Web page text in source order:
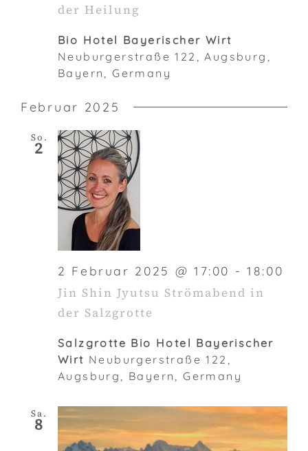
der Heilung
Bio Hotel Bayerischer Wirt
Neuburgerstraße 122, Augsburg,
Bayern, Germany
Februar 2025
So.
2
2 Februar 2025 @ 17:00 -18:00
Jin Shin Jyutsu Strömabend in
der Salzgrotte
Salzgrotte Bio Hotel Bayerischer
Wirt Neuburgerstraße 122,
Augsburg, Bayern, Germany
Sa.
8